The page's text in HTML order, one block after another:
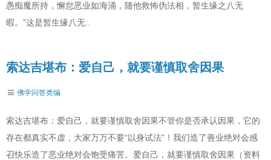
愚痴魔所持，懈怠恶业如海涌，随他救怖伪法相，暂生缘之八无
暇。”这是暂生缘八无..
索达吉堪布：爱自己，就要谨慎取舍因果
佛学问答类编
索达吉堪布：爱自己，就要谨慎取舍因果不管你是否承认因果，它的
存在都真实不虚，大家万万不要“以身试法”！我们造了善业绝对会感
召快乐造了恶业绝对会饱受痛苦。爱自己，就要谨慎取舍因果（资料